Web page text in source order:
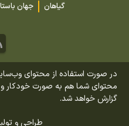
گیاهان
جهان
در صورت استفاده از محتوای
گزارش خواهد شد.
طراحی و